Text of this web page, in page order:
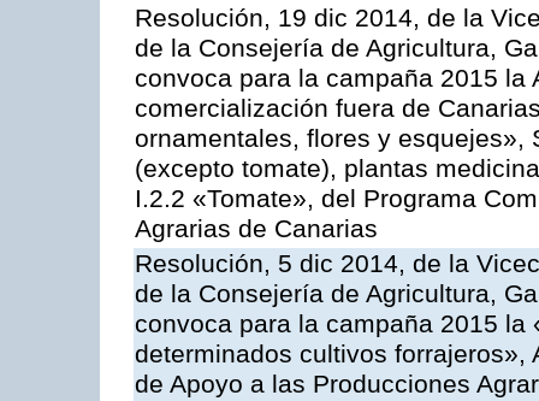
Resolución, 19 dic 2014, de la
de la Consejería de Agricultura,
convoca para la campaña 2015 la
comercialización fuera de
ornamentales, flores y esquejes»,
(excepto tomate), plantas
I.2.2 «Tomate», del Programa
Agrarias de Canarias
Resolución, 5 dic 2014, de la
de la Consejería de Agricultura,
convoca para la campaña 2015 la
determinados cultivos forrajeros»,
de Apoyo a las Producciones